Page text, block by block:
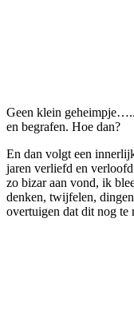
Geen klein
en begrafen. Hoe dan?
En dan volgt een
jaren verliefd en
zo bizar aan vond, ik
denken, twijfelen,
overtuigen dat dit nog te